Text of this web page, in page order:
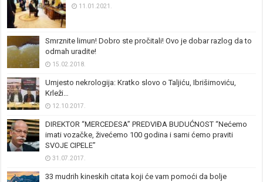
11.01.2021.
Smrznite limun! Dobro ste pročitali! Ovo je dobar razlog da to
odmah uradite!
15.02.2018.
Umjesto nekrologija: Kratko slovo o Taljiću, Ibrišimoviću,
Krleži…
12.10.2017.
DIREKTOR “MERCEDESA” PREDVIĐA BUDUĆNOST “Nećemo
imati vozačke, živećemo 100 godina i sami ćemo praviti
SVOJE CIPELE”
31.07.2017.
33 mudrih kineskih citata koji će vam pomoći da bolje